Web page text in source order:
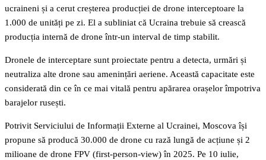
ucraineni și a cerut creșterea producției de drone interceptoare la
1.000 de unități pe zi. El a subliniat că Ucraina trebuie să crească
producția internă de drone într-un interval de timp stabilit.
Dronele de interceptare sunt proiectate pentru a detecta, urmări și
neutraliza alte drone sau amenințări aeriene. Această capacitate este
considerată din ce în ce mai vitală pentru apărarea orașelor împotriva
barajelor rusești.
Potrivit Serviciului de Informații Externe al Ucrainei, Moscova își
propune să producă 30.000 de drone cu rază lungă de acțiune și 2
milioane de drone FPV (first-person-view) în 2025. Pe 10 iulie,